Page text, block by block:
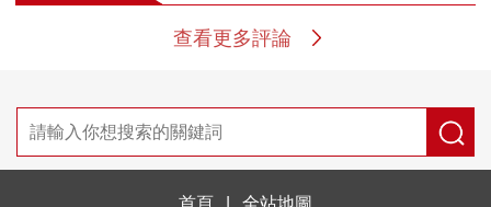
查看更多評論
首頁 全站地圖